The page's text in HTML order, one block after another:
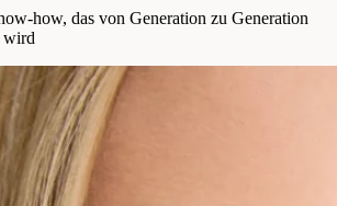
how, das von Generation zu Generation
wird